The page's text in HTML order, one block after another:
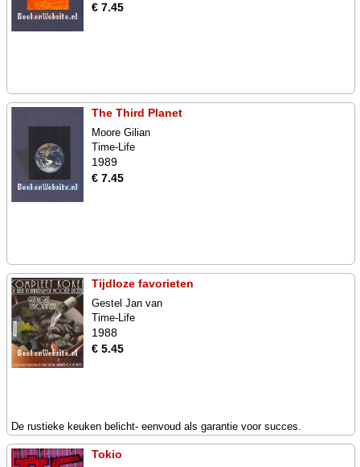
€ 7.45
The Third Planet
Moore Gilian
Time-Life
1989
€ 7.45
Tijdloze favorieten
Gestel Jan van
Time-Life
1988
€ 5.45
De rustieke keuken belicht- eenvoud als garantie voor succes.
Tokio